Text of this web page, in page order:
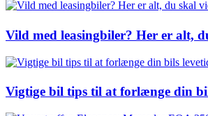
Vild med leasingbiler? Her er alt,
Vigtige bil tips til at forlænge din